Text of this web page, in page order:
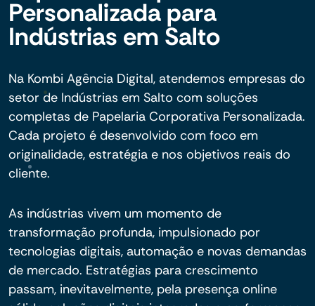
Personalizada para
Indústrias em Salto
Na Kombi Agência Digital, atendemos empresas do
setor de Indústrias em Salto com soluções
completas de Papelaria Corporativa Personalizada.
Cada projeto é desenvolvido com foco em
originalidade, estratégia e nos objetivos reais do
cliente.
As indústrias vivem um momento de
transformação profunda, impulsionado por
tecnologias digitais, automação e novas demandas
de mercado. Estratégias para crescimento
passam, inevitavelmente, pela presença online